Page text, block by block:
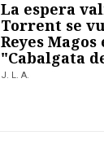
La espera
Torrent se
Reyes Magos
"Cabalgata
J. L. A.